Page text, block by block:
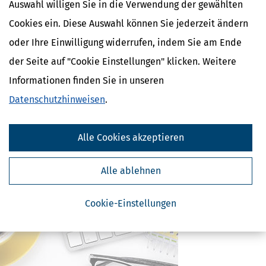
Auswahl willigen Sie in die Verwendung der gewählten
Cookies ein. Diese Auswahl können Sie jederzeit ändern
oder Ihre Einwilligung widerrufen, indem Sie am Ende
der Seite auf "Cookie Einstellungen" klicken. Weitere
Informationen finden Sie in unseren
Datenschutzhinweisen.
Cookie-Einstellungen
Alle ablehnen
Alle Cookies akzeptieren
Ähnliche Themen
Finanzamt & Formalitäten
Verwandte Begriffe
Kapitalertragsteuer Freibetrag -
Veranlagung
Ehegattenveranlagung
Zusammenveranlagung